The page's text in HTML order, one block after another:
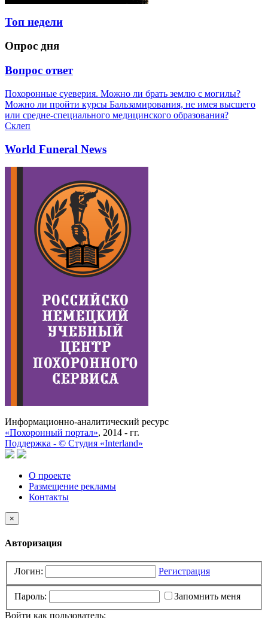
Топ недели
Опрос дня
Вопрос ответ
Похоронные суеверия. Можно ли брать землю с могилы?
Можно ли пройти курсы Бальзамирования, не имея высшего
или средне-специального медицинского образования?
Склеп
World Funeral News
Информационно-аналитический ресурс
«Похоронный портал», 2014 - гг.
Поддержка - © Cтудия «Interland»
О проекте
Размещение рекламы
Контакты
×
Авторизация
Логин: Регистрация
Пароль:
Запомнить меня
Войти как пользователь: